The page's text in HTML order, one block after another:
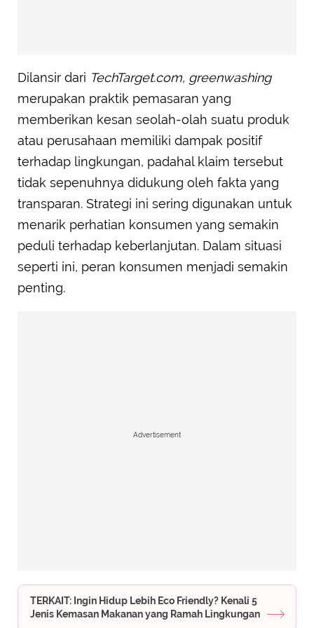
Dilansir dari TechTarget.com, greenwashing
merupakan praktik pemasaran yang
memberikan kesan seolah-olah suatu produk
atau perusahaan memiliki dampak positif
terhadap lingkungan, padahal klaim tersebut
tidak sepenuhnya didukung oleh fakta yang
transparan. Strategi ini sering digunakan untuk
menarik perhatian konsumen yang semakin
peduli terhadap keberlanjutan. Dalam situasi
seperti ini, peran konsumen menjadi semakin
penting.
Advertisement
TERKAIT: Ingin Hidup Lebih Eco Friendly? Kenali 5
Jenis Kemasan Makanan yang Ramah Lingkungan